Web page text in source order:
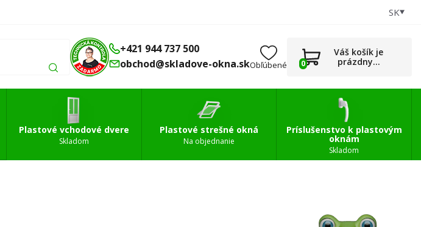
0
SK
+421 944 737 500
obchod@skladove-okna.skObľúbené 0
Váš košík je
prázdny...
Plastové vchodové dvere
Skladom
Plastové strešné okná
Na objednanie
Príslušenstvo k plastovým
oknám
Skladom